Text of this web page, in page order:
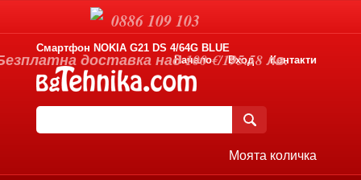
Смартфон NOKIA G21 DS 4/64G BLUE
Начало
Вход Контакти
Моята количка
0886 109 103
доставка над 100 €/195.58 лв.